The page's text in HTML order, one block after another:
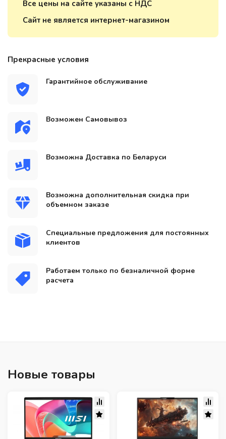
Все цены на сайте указаны с НДС
Сайт не является интернет-магазином
Прекрасные условия
Гарантийное обслуживание
Возможен Самовывоз
Возможна Доставка по Беларуси
Возможна дополнительная скидка при
объемном заказе
Специальные предложения для постоянных
клиентов
Работаем только по безналичной форме
расчета
Новые товары